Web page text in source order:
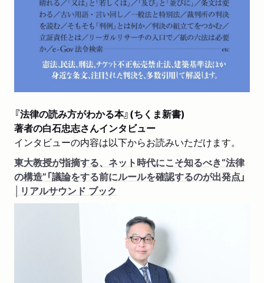
『法律の読み方がわかる本』(ちくま新書)
著者の白石忠志さんインタビュー
インタビューの内容は以下からお読みいただけます。
東大教授が指摘する、ネット時代にこそ知るべき“法律
の構造”「議論をする前にルールを確認するのが出発点」
│リアルサウンド ブック